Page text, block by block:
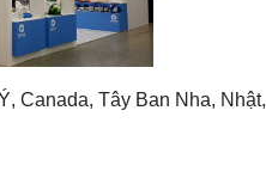
Canada, Tây Ban Nha, Nhật,